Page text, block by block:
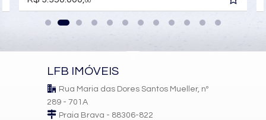
LFB IMÓVEIS
Rua Maria das Dores Santos Mueller, nº
289 - 701A
Praia Brava - 88306-822